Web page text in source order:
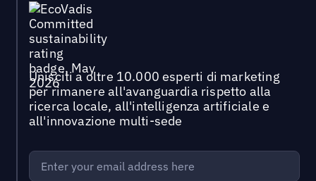
Unisciti a oltre 10.000 esperti di marketing
per rimanere all'avanguardia rispetto alla
ricerca locale, all'intelligenza artificiale e
all'innovazione multi-sede